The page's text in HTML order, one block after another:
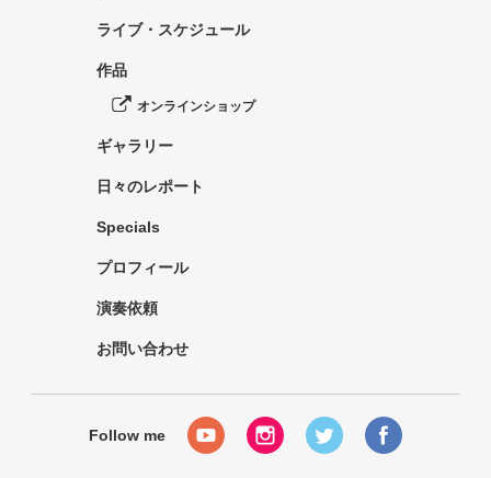
ライブ・スケジュール
作品
オンラインショップ
ギャラリー
日々のレポート
Specials
プロフィール
演奏依頼
お問い合わせ